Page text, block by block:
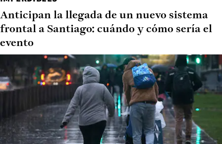
Anticipan la llegada de un nuevo sistema
frontal a Santiago: cuándo y cómo sería el
evento